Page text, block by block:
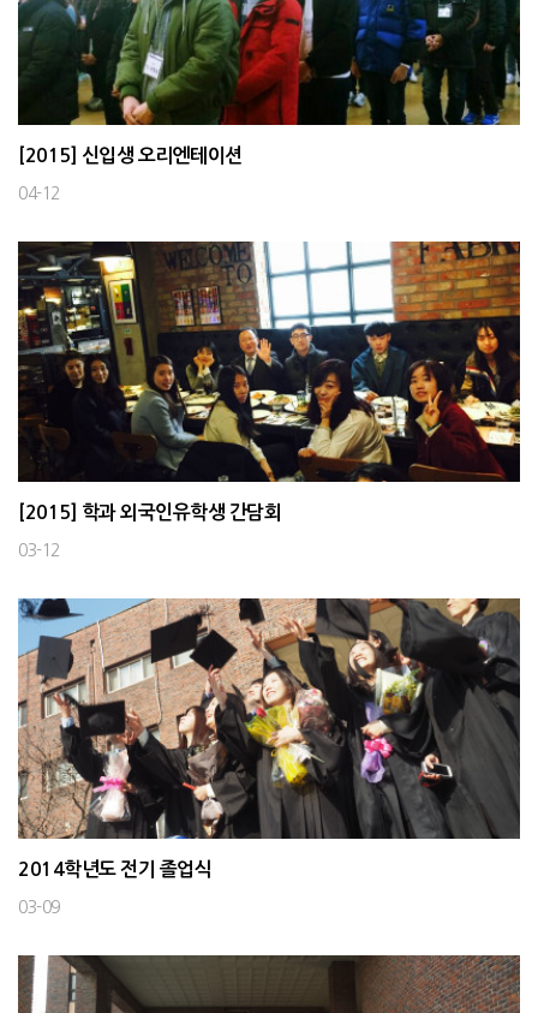
[2015] 신입생 오리엔테이션
04-12
[2015] 학과 외국인유학생 간담회
03-12
2014학년도 전기 졸업식
03-09